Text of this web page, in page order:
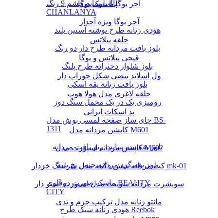
پالت سایه چشم 9 رنگ
CHANLANYA
هودی زنانه طرح نوشته آستین بلند
بلوز بافت مردانه طرح دار دو رنگ
بلوز شلوار دخترانه طرح پلنگ
بلوز بافت زنانه یقه اسکی
رومیزی یک در یک مخمل سنگ دوز
چای ساز صفحه لمسی بوش مدل BS-
1311
بلوز یقه سه سانت ریز بافت مردانه
بلوز یقه گرد مردانه جنس نخ پنبه
ماسک صورت دوقلوی BEAUTY
CITY
هودی زنانه شیک طرح Reebok
آجر یوگا یا بلوک یوگا
آجر یوگا ویژه آجدار
حلقه پیلاتس
قیچی پیلاتس و یوگا
ول اسلاید بیضی شکل جوراب دار
حلقه لاغری مدل هولا هوپ
پد اسکات ایرانی
کاپشن مردانه مدل M601
کاپشن مردانه اسپورت مدل M602
کت مردانه شش دکمه مدل شرلینگ خزدار mk-01
سویشرت مردانه سوییت مدل اسپورت آستر دار
مانتو زنانه مدل ترکیب چرم و تدی